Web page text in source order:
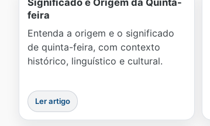
feira
Entenda a origem e o significado
de quinta-feira, com contexto
histórico, linguístico e cultural.
Ler artigo